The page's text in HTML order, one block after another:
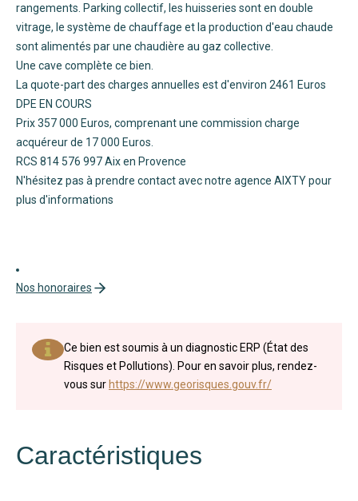
rangements. Parking collectif, les huisseries sont en double
vitrage, le système de chauffage et la production d'eau chaude
sont alimentés par une chaudière au gaz collective.
Une cave complète ce bien.
La quote-part des charges annuelles est d'environ 2461 Euros
DPE EN COURS
Prix 357 000 Euros, comprenant une commission charge
acquéreur de 17 000 Euros.
RCS 814 576 997 Aix en Provence
N'hésitez pas à prendre contact avec notre agence AIXTY pour
plus d'informations
Nos honoraires
Ce bien est soumis à un diagnostic ERP (État des
Risques et Pollutions). Pour en savoir plus, rendez-
vous surhttps://www.georisques.gouv.fr/
Caractéristiques